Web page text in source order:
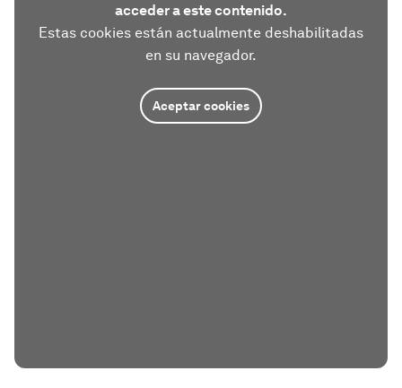
acceder a este contenido.
Estas cookies están actualmente deshabilitadas
en su navegador.
Aceptar cookies